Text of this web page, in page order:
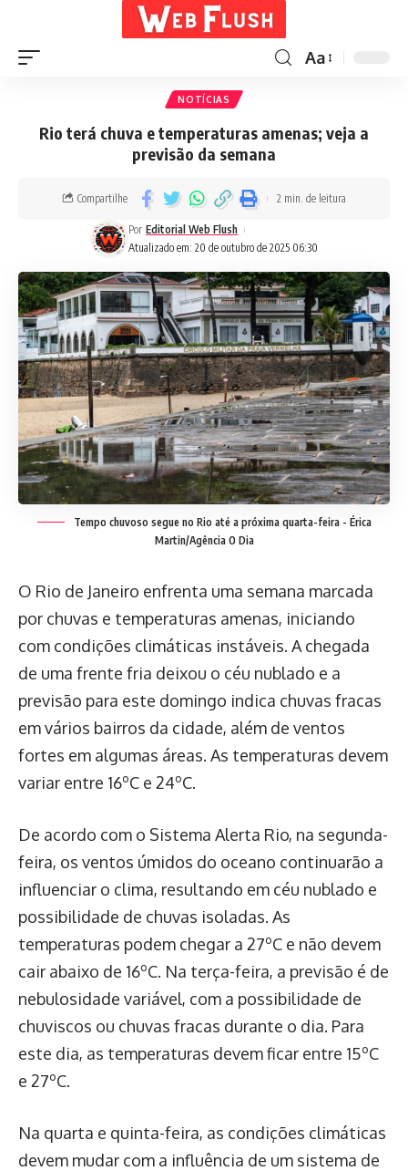
Aa
NOTÍCIAS
Rio terá chuva e temperaturas amenas; veja a
previsão da semana
Atualizado em: 20 de outubro de 2025 06:30
Por Editorial Web Flush
Compartilhe 2 min. de leitura
Tempo chuvoso segue no Rio até a próxima quarta-feira - Érica
Martin/Agência O Dia
O Rio de Janeiro enfrenta uma semana marcada
por chuvas e temperaturas amenas, iniciando
com condições climáticas instáveis. A chegada
de uma frente fria deixou o céu nublado e a
previsão para este domingo indica chuvas fracas
em vários bairros da cidade, além de ventos
fortes em algumas áreas. As temperaturas devem
variar entre 16ºC e 24ºC.
De acordo com o Sistema Alerta Rio, na segunda-
feira, os ventos úmidos do oceano continuarão a
influenciar o clima, resultando em céu nublado e
possibilidade de chuvas isoladas. As
temperaturas podem chegar a 27ºC e não devem
cair abaixo de 16ºC. Na terça-feira, a previsão é de
nebulosidade variável, com a possibilidade de
chuviscos ou chuvas fracas durante o dia. Para
este dia, as temperaturas devem ficar entre 15ºC
e 27ºC.
Na quarta e quinta-feira, as condições climáticas
devem mudar com a influência de um sistema de